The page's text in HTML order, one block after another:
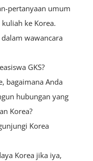
pertanyaan umum
ke Korea.
wawancara
GKS?
bagaimana Anda
hubungan yang
Korea?
Korea
Korea jika iya,